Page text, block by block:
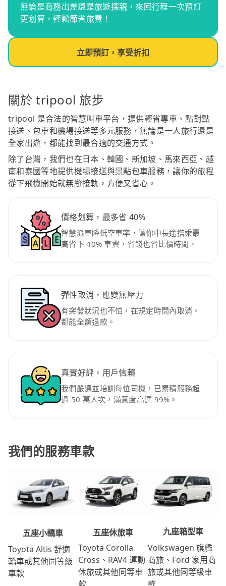
無論是商務出差還是旅遊探親，來回行程一次預訂
更划算，輕鬆節省旅費！
立即預訂，享受折扣
關於 tripool 旅步
tripool 是合法的智慧叫車平台，提供輕省專車、點對點
接送、包車和機場接送等多元服務，無論是一人旅行還是
全家出遊，都能找到最合適的交通方式。
除了台灣，我們也在日本、韓國、新加坡、馬來西亞、越
南和泰國等地提供機場接送與景點包車服務，讓你的旅程
從下飛機開始就無縫接軌，方便又省心。
價格划算，最多省 40%
智慧派車降低空車率，讓你中長途搭乘最
高省下 40% 車資，省錢也省比價時間。
彈性取消，應變無壓力
有突發狀況也不怕，在規定時間內取消，
都能全額退款。
真實好評，用戶信賴
我們嚴選並培訓每位司機，已累積服務超
過 50 萬人次，滿意度高達 99%。
我們的服務車款
五座小轎車
Toyota Altis 舒適
轎車或其他同等級
車款
五座休旅車
Toyota Corolla
Cross、RAV4 運動
休旅或其他同等車
九座箱型車
Volkswagen 旗艦
商旅、Ford 家用商
旅或其他同等級車